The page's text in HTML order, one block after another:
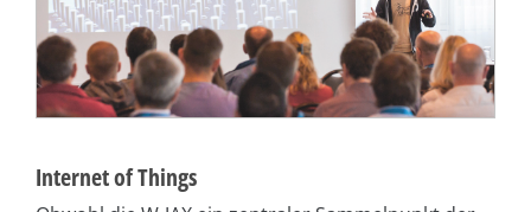
Internet of Things